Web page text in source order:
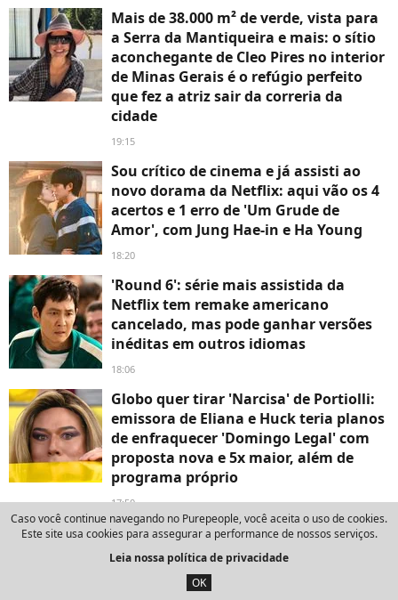
Mais de 38.000 m² de verde, vista para
a Serra da Mantiqueira e mais: o sítio
aconchegante de Cleo Pires no interior
de Minas Gerais é o refúgio perfeito
que fez a atriz sair da correria da
cidade
19:15
Sou crítico de cinema e já assisti ao
novo dorama da Netflix: aqui vão os 4
acertos e 1 erro de 'Um Grude de
Amor', com Jung Hae-in e Ha Young
18:20
'Round 6': série mais assistida da
Netflix tem remake americano
cancelado, mas pode ganhar versões
inéditas em outros idiomas
18:06
Globo quer tirar 'Narcisa' de Portiolli:
emissora de Eliana e Huck teria planos
de enfraquecer 'Domingo Legal' com
proposta nova e 5x maior, além de
programa próprio
17:50
Anitta engata romance com ator que
já foi apontado como affair de Bruna
Marquezine; saiba quem é!
Caso você continue navegando no Purepeople, você aceita o uso de cookies.
Este site usa cookies para assegurar a performance de nossos serviços.
Leia nossa política de privacidade
OK